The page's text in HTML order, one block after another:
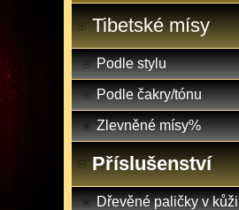
Tibetské mísy
Podle stylu
Podle čakry/tónu
Zlevněné mísy%
Příslušenství
Dřevěné paličky v kůži